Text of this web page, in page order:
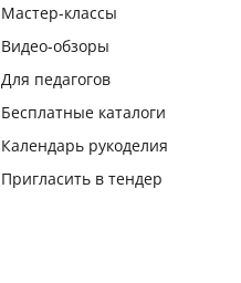
Мастер-классы
Видео-обзоры
Для педагогов
Бесплатные каталоги
Календарь рукоделия
Пригласить в тендер